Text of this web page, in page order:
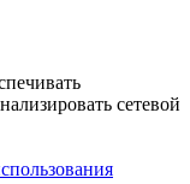
сетевой